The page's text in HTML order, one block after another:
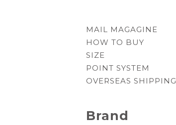
MAIL MAGAGINE
HOW TO BUY
SIZE
POINT SYSTEM
OVERSEAS SHIPPING
Brand